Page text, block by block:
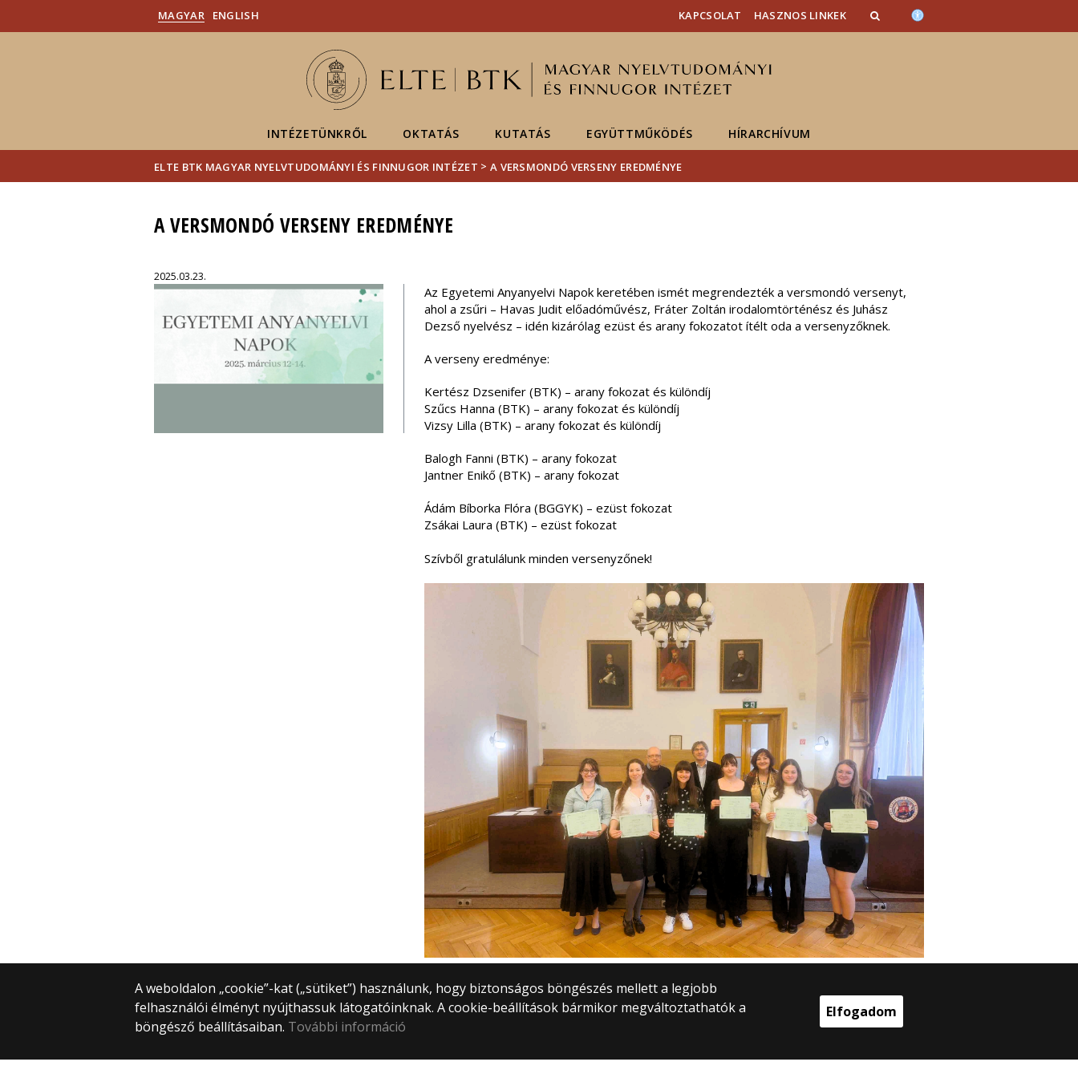
MAGYAR ENGLISH KAPCSOLAT HASZNOS LINKEK
INTÉZETÜNKRŐL OKTATÁS KUTATÁS EGYÜTTMŰKÖDÉS HÍRARCHÍVUM
ELTE BTK MAGYAR NYELVTUDOMÁNYI ÉS FINNUGOR INTÉZET > A VERSMONDÓ VERSENY EREDMÉNYE
A VERSMONDÓ VERSENY EREDMÉNYE
2025.03.23.
Az Egyetemi Anyanyelvi Napok keretében ismét megrendezték a versmondó versenyt,
ahol a zsűri – Havas Judit előadóművész, Fráter Zoltán irodalomtörténész és Juhász
Dezső nyelvész – idén kizárólag ezüst és arany fokozatot ítélt oda a versenyzőknek.
A verseny eredménye:
Kertész Dzsenifer (BTK) – arany fokozat és különdíj
Szűcs Hanna (BTK) – arany fokozat és különdíj
Vizsy Lilla (BTK) – arany fokozat és különdíj
Balogh Fanni (BTK) – arany fokozat
Jantner Enikő (BTK) – arany fokozat
Ádám Bíborka Flóra (BGGYK) – ezüst fokozat
Zsákai Laura (BTK) – ezüst fokozat
Szívből gratulálunk minden versenyzőnek!
A weboldalon „cookie”-kat („sütiket”) használunk, hogy biztonságos böngészés mellett a legjobb
felhasználói élményt nyújthassuk látogatóinknak. A cookie-beállítások bármikor megváltoztathatók a
böngésző beállításaiban. További információ
Elfogadom
© 2025 Eötvös Loránd Tudományegyetem